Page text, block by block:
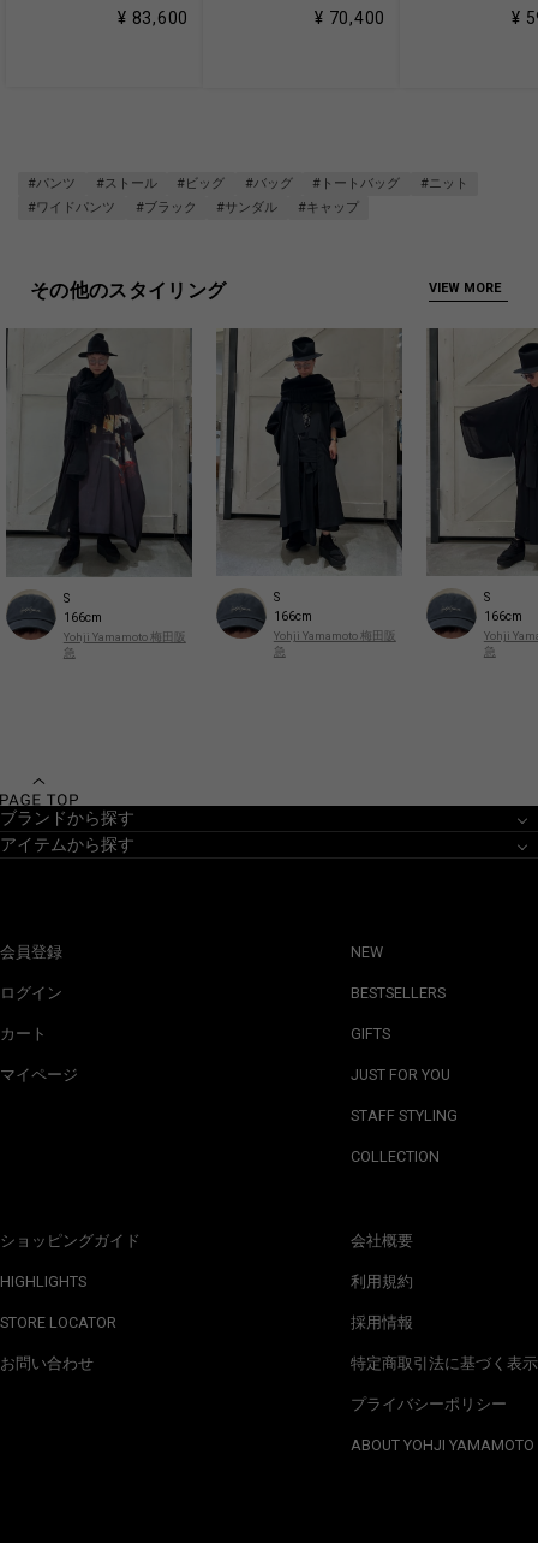
¥ 83,600 ¥ 70,400 ¥
#パンツ #ストール #ビッグ #バッグ #トートバッグ
#ニット
#ワイドパンツ
#ブラック #サンダル #キャップ
その他のスタイリング VIEW MORE
S
166cm
Yohji Yamamoto 梅田阪
急
S
166cm
Yohji Yamamoto 梅田阪
急
S
166cm
Yohji
急
ブランドから探す
アイテムから探す
会員登録
ログイン
カート
マイページ
ショッピングガイド
HIGHLIGHTS
STORE LOCATOR
お問い合わせ
NEW
BESTSELLERS
GIFTS
JUST FOR YOU
STAFF STYLING
COLLECTION
会社概要
利用規約
採用情報
特定商取引法に基づく表示
プライバシーポリシー
ABOUT YOHJI YAMAMOTO